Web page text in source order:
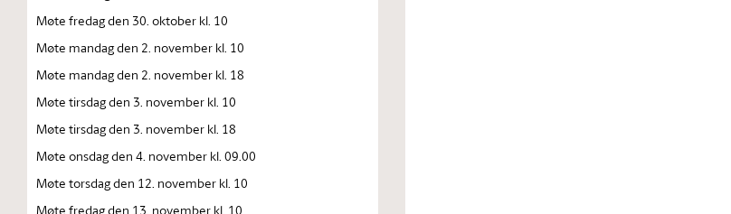
Møte fredag den 30. oktober kl. 10
Møte mandag den 2. november kl. 10
Møte mandag den 2. november kl. 18
Møte tirsdag den 3. november kl. 10
Møte tirsdag den 3. november kl. 18
Møte onsdag den 4. november kl. 09.00
Møte torsdag den 12. november kl. 10
Møte fredag den 13. november kl. 10